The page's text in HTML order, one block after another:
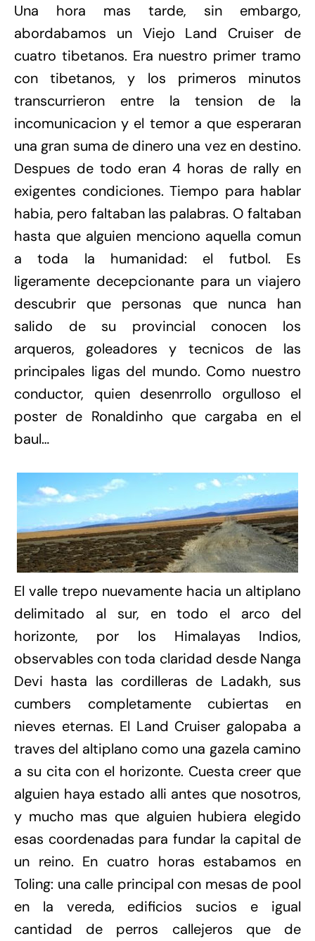
Una hora mas tarde, sin embargo,
abordabamos un Viejo Land Cruiser de
cuatro tibetanos. Era nuestro primer tramo
con tibetanos, y los primeros minutos
transcurrieron entre la tension de la
incomunicacion y el temor a que esperaran
una gran suma de dinero una vez en destino.
Despues de todo eran 4 horas de rally en
exigentes condiciones. Tiempo para hablar
habia, pero faltaban las palabras. O faltaban
hasta que alguien menciono aquella comun
a toda la humanidad: el futbol. Es
ligeramente decepcionante para un viajero
descubrir que personas que nunca han
salido de su provincial conocen los
arqueros, goleadores y tecnicos de las
principales ligas del mundo. Como nuestro
conductor, quien desenrrollo orgulloso el
poster de Ronaldinho que cargaba en el
baul…
El valle trepo nuevamente hacia un altiplano
delimitado al sur, en todo el arco del
horizonte, por los Himalayas Indios,
observables con toda claridad desde Nanga
Devi hasta las cordilleras de Ladakh, sus
cumbers completamente cubiertas en
nieves eternas. El Land Cruiser galopaba a
traves del altiplano como una gazela camino
a su cita con el horizonte. Cuesta creer que
alguien haya estado alli antes que nosotros,
y mucho mas que alguien hubiera elegido
esas coordenadas para fundar la capital de
un reino. En cuatro horas estabamos en
Toling: una calle principal con mesas de pool
en la vereda, edificios sucios e igual
cantidad de perros callejeros que de